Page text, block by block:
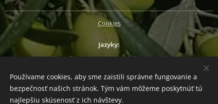
Cookies
Jazyky
Slovenčina
Magyar English Deutsch
Mena
EUR €
CZK Kč HUF Ft PLN zł
Používame cookies, aby sme zaistili správne fungovanie a
bezpečnosť našich stránok. Tým vám môžeme poskytnúť tú
najlepšiu skúsenosť z ich návštevy.